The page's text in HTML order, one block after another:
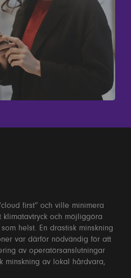
first” och ville minimera
klimatavtryck och möjliggöra
helst. En drastisk minskning
var därför nödvändig för att
av operatörsanslutningar
minskning av lokal hårdvara,